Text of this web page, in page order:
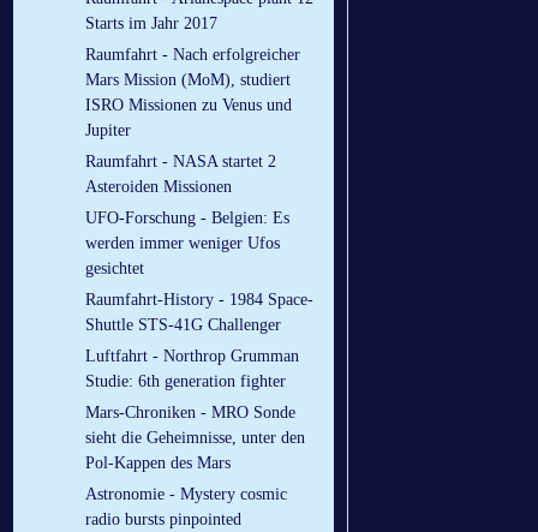
Starts im Jahr 2017
Raumfahrt - Nach erfolgreicher
Mars Mission (MoM), studiert
ISRO Missionen zu Venus und
Jupiter
Raumfahrt - NASA startet 2
Asteroiden Missionen
UFO-Forschung - Belgien: Es
werden immer weniger Ufos
gesichtet
Raumfahrt-History - 1984 Space-
Shuttle STS-41G Challenger
Luftfahrt - Northrop Grumman
Studie: 6th generation fighter
Mars-Chroniken - MRO Sonde
sieht die Geheimnisse, unter den
Pol-Kappen des Mars
Astronomie - Mystery cosmic
radio bursts pinpointed